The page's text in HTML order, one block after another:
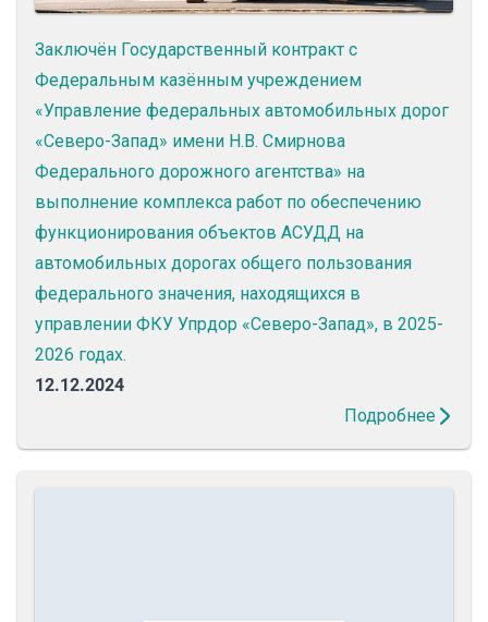
Заключён Государственный контракт с
Федеральным казённым учреждением
«Управление федеральных автомобильных дорог
«Северо-Запад» имени Н.В. Смирнова
Федерального дорожного агентства» на
выполнение комплекса работ по обеспечению
функционирования объектов АСУДД на
автомобильных дорогах общего пользования
федерального значения, находящихся в
управлении ФКУ Упрдор «Северо-Запад», в 2025-
2026 годах.
12.12.2024
Подробнее